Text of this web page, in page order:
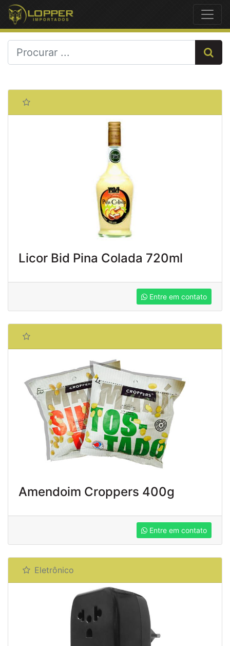
Licor Bid Pina Colada 720ml
Entre em contato
Amendoim Croppers 400g
Entre em contato
Eletrônico